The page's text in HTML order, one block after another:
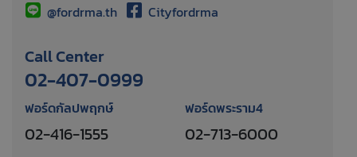
@fordrma.th Cityfordrma
Call Center
02-407-0999
ฟอร์ดกัลปพฤกษ์
02-416-1555
ฟอร์ดพระราม4
02-713-6000